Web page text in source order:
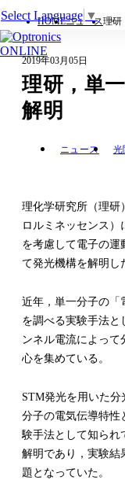
Select Language ▼
HOMEニュース理研
2019年03月05日
理研，単
解明
ニュース 光
理化学研究所（理研
ロルミネッセンス）
を考慮して電子の運
て発光機構を解明し
近年，単一分子の「
を調べる実験手法と
ンネル電流によって
心を集めている。
STM発光を用いた
分子の電気伝導特性
験手法として知られ
解明であり，実験結
題となっていた。